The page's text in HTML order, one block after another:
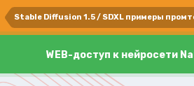
Stable Diffusion 1.5 / SDXL примеры
WEB-доступ к нейросети